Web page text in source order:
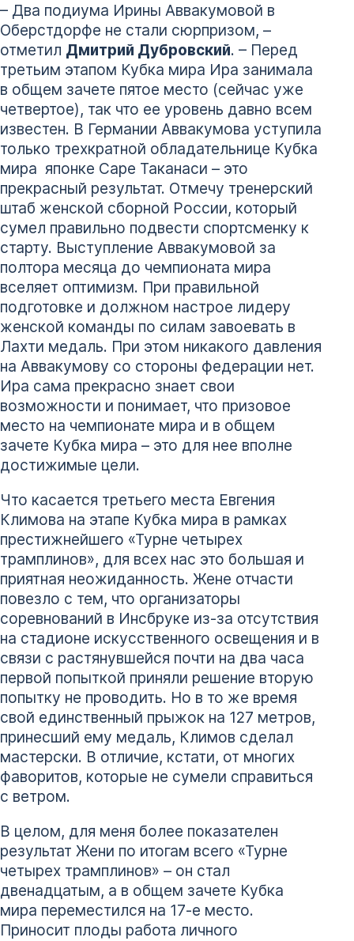
– Два подиума Ирины Аввакумовой в
Оберстдорфе не стали сюрпризом, –
отметил Дмитрий Дубровский. – Перед
третьим этапом Кубка мира Ира занимала
в общем зачете пятое место (сейчас уже
четвертое), так что ее уровень давно всем
известен. В Германии Аввакумова уступила
только трехкратной обладательнице Кубка
мира японке Саре Таканаси – это
прекрасный результат. Отмечу тренерский
штаб женской сборной России, который
сумел правильно подвести спортсменку к
старту. Выступление Аввакумовой за
полтора месяца до чемпионата мира
вселяет оптимизм. При правильной
подготовке и должном настрое лидеру
женской команды по силам завоевать в
Лахти медаль. При этом никакого давления
на Аввакумову со стороны федерации нет.
Ира сама прекрасно знает свои
возможности и понимает, что призовое
место на чемпионате мира и в общем
зачете Кубка мира – это для нее вполне
достижимые цели.
Что касается третьего места Евгения
Климова на этапе Кубка мира в рамках
престижнейшего «Турне четырех
трамплинов», для всех нас это большая и
приятная неожиданность. Жене отчасти
повезло с тем, что организаторы
соревнований в Инсбруке из-за отсутствия
на стадионе искусственного освещения и в
связи с растянувшейся почти на два часа
первой попыткой приняли решение вторую
попытку не проводить. Но в то же время
свой единственный прыжок на 127 метров,
принесший ему медаль, Климов сделал
мастерски. В отличие, кстати, от многих
фаворитов, которые не сумели справиться
с ветром.
В целом, для меня более показателен
результат Жени по итогам всего «Турне
четырех трамплинов» – он стал
двенадцатым, а в общем зачете Кубка
мира переместился на 17-е место.
Приносит плоды работа личного